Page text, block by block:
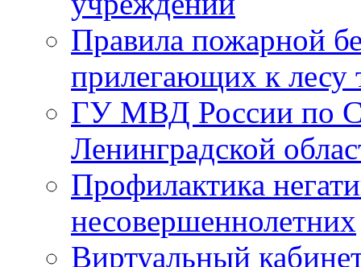
Правила пожарной
прилегающих к лесу
ГУ МВД России по
Ленинградской
Профилактика
несовершеннолетних
Виртуальный